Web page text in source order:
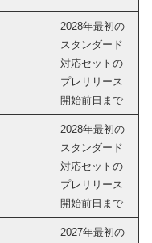
2028年最初の
スタンダード
対応セットの
プレリリース
開始前日まで
2028年最初の
スタンダード
対応セットの
プレリリース
開始前日まで
2027年最初の